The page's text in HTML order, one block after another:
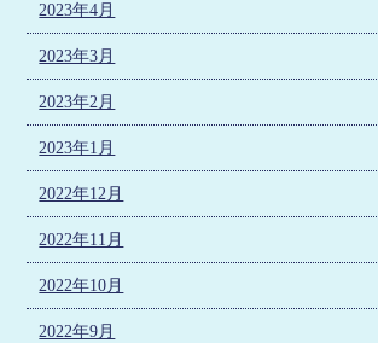
2023年4月
2023年3月
2023年2月
2023年1月
2022年12月
2022年11月
2022年10月
2022年9月